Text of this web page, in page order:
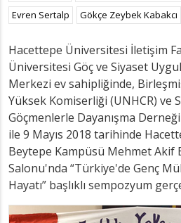
Evren Sertalp
Gökçe Zeybek Kabakcı
Hacettepe Üniversitesi İletişim
Üniversitesi Göç ve Siyaset
Merkezi ev sahipliğinde,
Yüksek Komiserliği (UNHCR) ve
Göçmenlerle Dayanışma
ile 9 Mayıs 2018 tarihinde
Beytepe Kampüsü Mehmet Akif
Salonu'nda “Türkiye'de Genç
Hayatı” başlıklı sempozyum